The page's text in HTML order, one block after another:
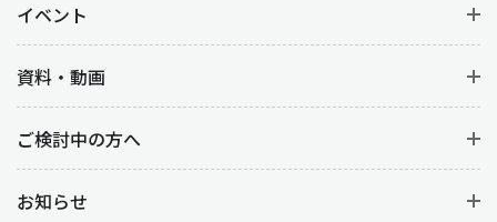
イベント
資料・動画
ご検討中の方へ
お知らせ